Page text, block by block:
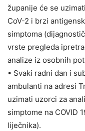
županije će se
CoV-2 i brzi
simptoma
vrste pregleda
analize iz osobnih
• Svaki radni dan i
ambulanti na adresi
uzimati uzorci za
simptome na COVID
liječnika).